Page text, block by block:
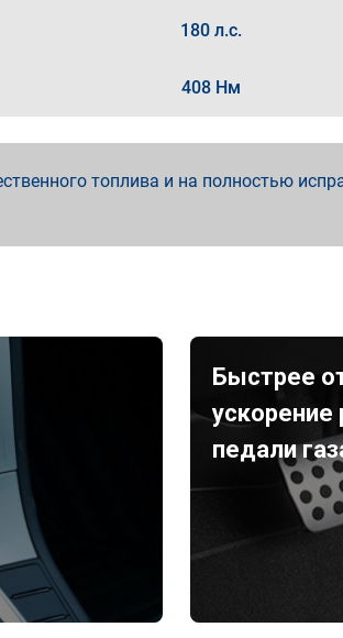
180 л.с.
408 Нм
топлива и на полностью
Быстрее
ускорение
педали